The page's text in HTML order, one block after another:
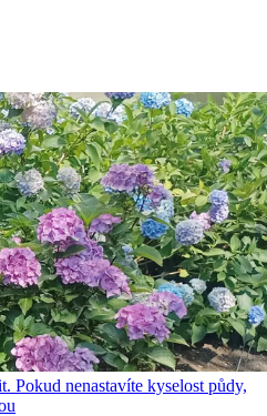
Pokud nenastavíte kyselost půdy,